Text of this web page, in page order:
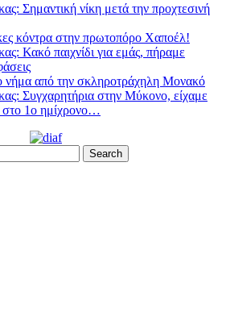
Σημαντική νίκη μετά την προχτεσινή
κόντρα στην πρωτοπόρο Χαποέλ!
Κακό παιχνίδι για εμάς, πήραμε
από την σκληροτράχηλη Μονακό
Συγχαρητήρια στην Μύκονο, είχαμε
στο 1ο ημίχρονο…